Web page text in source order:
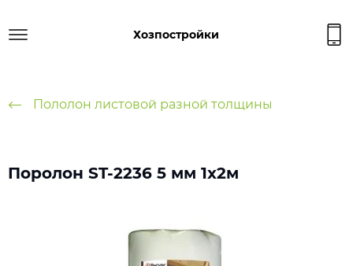
Хозпостройки
Пололон листовой разной толщины
Поролон ST-2236 5 мм 1x2м